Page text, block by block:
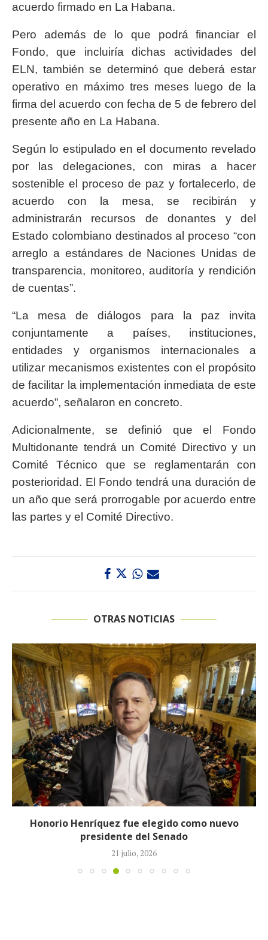
acuerdo firmado en La Habana.
Pero además de lo que podrá financiar el
Fondo, que incluiría dichas actividades del
ELN, también se determinó que deberá estar
operativo en máximo tres meses luego de la
firma del acuerdo con fecha de 5 de febrero del
presente año en La Habana.
Según lo estipulado en el documento revelado
por las delegaciones, con miras a hacer
sostenible el proceso de paz y fortalecerlo, de
acuerdo con la mesa, se recibirán y
administrarán recursos de donantes y del
Estado colombiano destinados al proceso “con
arreglo a estándares de Naciones Unidas de
transparencia, monitoreo, auditoría y rendición
de cuentas”.
“La mesa de diálogos para la paz invita
conjuntamente a países, instituciones,
entidades y organismos internacionales a
utilizar mecanismos existentes con el propósito
de facilitar la implementación inmediata de este
acuerdo”, señalaron en concreto.
Adicionalmente, se definió que el Fondo
Multidonante tendrá un Comité Directivo y un
Comité Técnico que se reglamentarán con
posterioridad. El Fondo tendrá una duración de
un año que será prorrogable por acuerdo entre
las partes y el Comité Directivo.
OTRAS NOTICIAS
Honorio Henríquez fue elegido como nuevo
presidente del Senado
21 julio, 2026